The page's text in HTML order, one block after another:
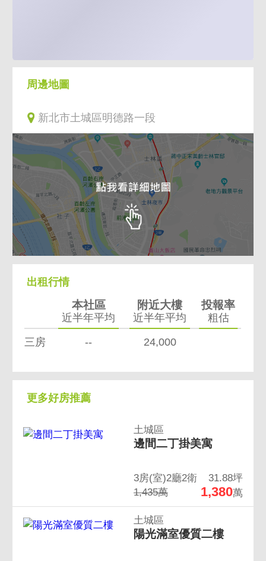
周邊地圖
新北市土城區明德路一段
出租行情
本社區
近半年平均
附近大樓
近半年平均
投報率
粗估
三房 -- 24,000
更多好房推薦
土城區
邊間二丁掛美寓
3房(室)2廳2衛
31.88坪
1,435萬
1,380萬
土城區
陽光滿室優質二樓